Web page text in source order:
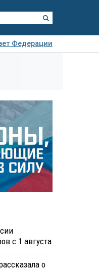
Федерации
с 1 августа
о